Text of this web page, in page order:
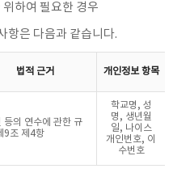
하여 필요한 경우
항은 다음과 같습니다.
법적 근거 개인정보 항목
등의 연수에 관한 규
9조 제4항
학교명, 성
명, 생년월
일, 나이스
개인번호, 이
수번호